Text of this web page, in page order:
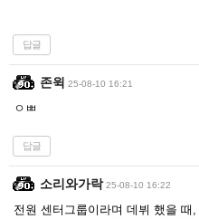
답글
존윅 25-08-10 16:21
ㅇㅃ
답글
소리와가락 25-08-10 16:22
전원 센터그룹이라며 데뷔 했을 때